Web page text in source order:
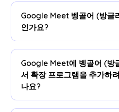
Google Meet 벵골어 (방글
인가요?
네, 무료로 시작할 수 있습니
Google Meet에 벵골어 (방
서 확장 프로그램을 추가하
나요?
을 (를) 설치합니다JotMe